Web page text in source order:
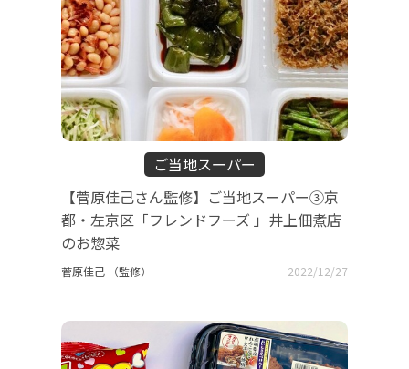
ご当地スーパー
【菅原佳己さん監修】ご当地スーパー③京
都・左京区「フレンドフーズ 」井上佃煮店
のお惣菜
菅原佳己 （監修） 2022/12/27